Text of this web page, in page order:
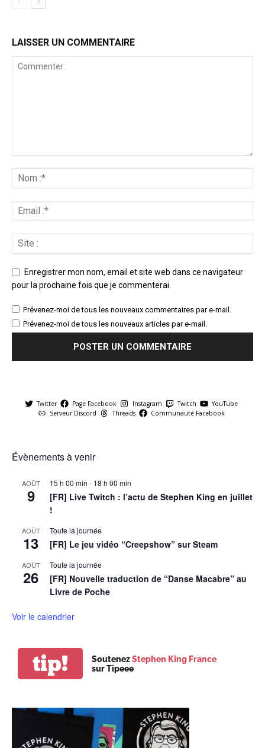
LAISSER UN COMMENTAIRE
Enregistrer mon nom, email et site web dans ce navigateur
pour la prochaine fois que je commenterai.
Prévenez-moi de tous les nouveaux commentaires par e-mail.
Prévenez-moi de tous les nouveaux articles par e-mail.
Twitter Page Facebook Instagram Twitch
YouTube
Serveur Discord
Threads Communauté Facebook
Évènements à venir
AOÛT
9
15 h 00 min - 18 h 00 min
[FR] Live Twitch : l’actu de Stephen King en juillet
!
AOÛT
13
Toute la journée
[FR] Le jeu vidéo “Creepshow” sur Steam
AOÛT
26
Toute la journée
[FR] Nouvelle traduction de “Danse Macabre” au
Livre de Poche
Voir le calendrier
tip! SoutenezStephen King France
sur Tipeee